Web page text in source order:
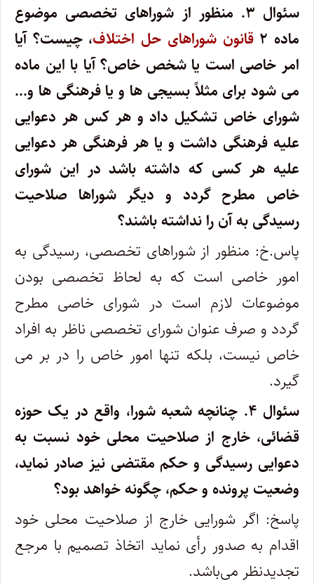
سئوال ۳.
منظور از شوراهای تخصصی موضوع
ماده ۲
قانون شوراهای حل اختلاف، چیست؟ آیا
امر خاصی است یا شخص خاص؟ آیا با این ماده
می شود برای مثلاً بسیجی ها و یا فرهنگی ها و…
شورای خاص تشکیل داد و هر کس هر دعوایی
علیه فرهنگی داشت و یا هر فرهنگی هر دعوایی
علیه هر کسی که داشته باشد در این شورای
خاص مطرح گردد و دیگر شوراها صلاحیت
رسیدگی به آن را نداشته باشند؟
پاس.خ: منظور از شوراهای تخصصی، رسیدگی به
امور خاصی است که به لحاظ تخصصی بودن
موضوعات لازم است در شورای خاصی مطرح
گردد و صرف عنوان شورای تخصصی ناظر به افراد
خاص نیست، بلکه تنها امور خاص را در بر می
گیرد.
سئوال ۴.
چنانچه شعبه شورا، واقع در یک حوزه
قضائی، خارج از صلاحیت محلی خود نسبت به
دعوایی رسیدگی و حکم مقتضی نیز صادر نماید،
وضعیت پرونده و حکم، چگونه خواهد بود؟
پاسخ: اگر شورایی خارج از صلاحیت محلی خود
اقدام به صدور رأی نماید اتخاذ تصمیم با مرجع
تجدیدنظر می‌باشد.